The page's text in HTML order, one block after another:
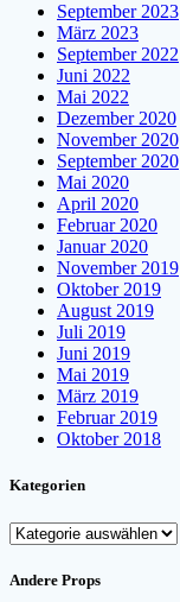
September 2023
März 2023
September 2022
Juni 2022
Mai 2022
Dezember 2020
November 2020
September 2020
Mai 2020
April 2020
Februar 2020
Januar 2020
November 2019
Oktober 2019
August 2019
Juli 2019
Juni 2019
Mai 2019
März 2019
Februar 2019
Oktober 2018
Kategorien
Kategorien
Andere Props